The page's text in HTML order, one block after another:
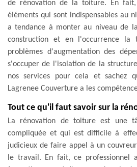
de rénovation de la toiture. En
éléments qui sont indispensables au
a tendance à monter au niveau de
construction et en l'occurrence la
problèmes d'augmentation des
s'occuper de l'isolation de la
nos services pour cela et sachez
Lagrenee Couverture a les
Tout ce qu'il faut savoir sur la
La rénovation de toiture est une
compliquée et qui est difficile à
judicieux de faire appel à un
le travail. En fait, ce professionnel